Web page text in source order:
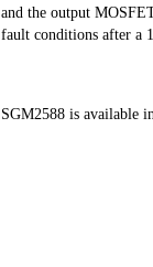
and the output
fault conditions after a
SGM2588 is available